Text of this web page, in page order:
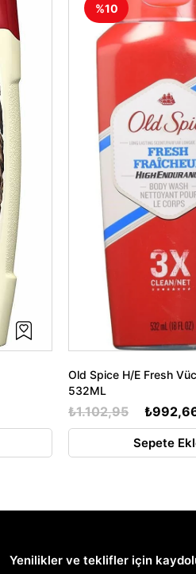
Old Spice H/E Fresh
532ML
₺1.102,95
Sepete
%10
Yenilikler ve teklifler için